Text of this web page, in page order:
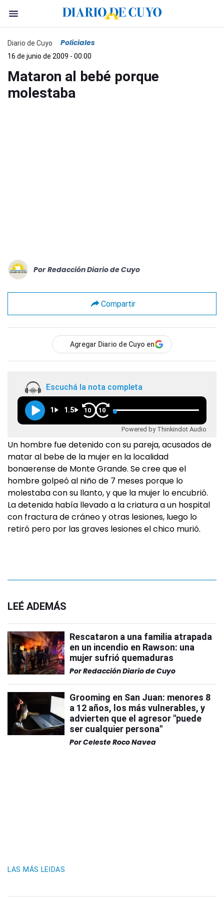
Diario de Cuyo Policiales
16 de junio de 2009 - 00:00
Mataron al bebé porque
molestaba
Por Redacción Diario de Cuyo
Compartir
Agregar Diario de Cuyo en
Escuchá la nota completa
1 1.5 10 10
Powered by Thinkindot Audio
Un hombre fue detenido con su pareja, acusados de
matar al bebe de la mujer en la localidad
bonaerense de Monte Grande. Se cree que el
hombre golpeó al niño de 7 meses porque lo
molestaba con su llanto, y que la mujer lo encubrió.
La detenida había llevado a la criatura a un hospital
con fractura de cráneo y otras lesiones, luego lo
retiró pero por las graves lesiones el chico murió.
LEÉ ADEMÁS
Rescataron a una familia atrapada
en un incendio en Rawson: una
mujer sufrió quemaduras
PorRedacción Diario de Cuyo
Grooming en San Juan: menores 8
a 12 años, los más vulnerables, y
advierten que el agresor "puede
ser cualquier persona"
PorCeleste Roco Navea
LAS MÁS LEIDAS